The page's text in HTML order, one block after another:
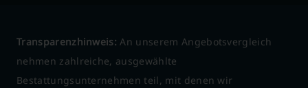
Transparenzhinweis: An unserem Angebotsvergleich
nehmen zahlreiche, ausgewählte
Bestattungsunternehmen teil, mit denen wir